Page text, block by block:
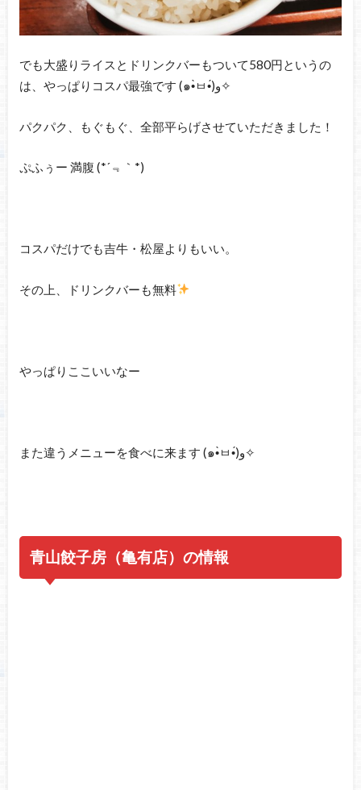
でも大盛りライスとドリンクバーもついて580円というの
は、やっぱりコスパ最強です (๑•̀ㅂ•́)و✧
パクパク、もぐもぐ、全部平らげさせていただきました！
ぷふぅー 満腹 (*´﹃｀*)
コスパだけでも吉牛・松屋よりもいい。
その上、ドリンクバーも無料
やっぱりここいいなー
また違うメニューを食べに来ます (๑•̀ㅂ•́)و✧
青山餃子房（亀有店）の情報